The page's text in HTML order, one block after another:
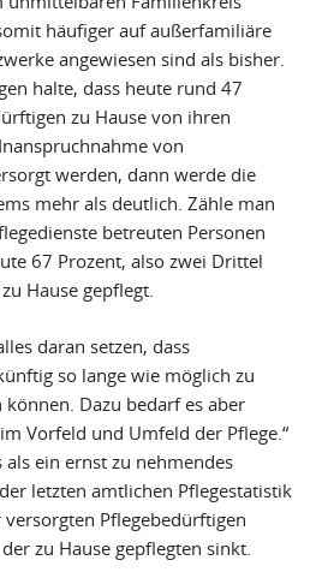
häufiger auf außerfamiliäre
angewiesen sind als bisher.
halte, dass heute rund 47
zu Hause von ihren
von
werden, dann werde die
mehr als deutlich. Zähle man
betreuten Personen
67 Prozent, also zwei Drittel
Hause gepflegt.
daran setzen, dass
so lange wie möglich zu
Dazu bedarf es aber
Vorfeld und Umfeld der Pflege.“
ein ernst zu nehmendes
letzten amtlichen Pflegestatistik
Pflegebedürftigen
zu Hause gepflegten sinkt.